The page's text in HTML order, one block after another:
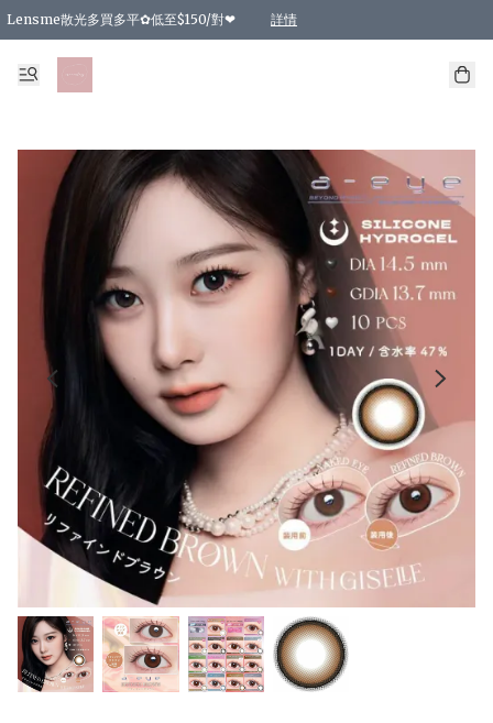
Lensme散光多買多平✿低至$150/對❤ 詳情
台灣Karacon⁩✧日拋 特價清貨❁⃘
日本韓國多款日/月拋現貨☼ 特價❤︎數量有限 售完即止
🇰🇷韓國多款月拋現貨 特價兩對$99✿數量有限 售完即止♫
精選商品，任選買2件或以上9 折；買4件或以上85 折；買6件或以上8 折
精選商品，任選買2件HKD 140.00；買4件HKD 260.00
精選商品，任選買2件HKD 190.00；買4件HKD 360.00
精選商品，任選買2件HKD 110.00；買4件HKD 180.00
精選商品，任選買2件HKD 170.00；買4件HKD 320.00
精選商品，任選買2件或以上減HKD 148.00
精選商品，任選買2件或以上減HKD 148.00
精選商品，任選買2件或以上95 折；買4件或以上9 折；買6件或以上85 折；買8件
精選商品，任選買12件或以上87 折
精選商品，任選買2件或以上減HKD 16.00；買4件或以上減HKD 32.00；買6
精選商品，任選買2件或以上95 折；買4件或以上9 折；買8件或以上85 折；買12
購物滿 HKD 800.00即享免運費優惠！（適用於 特定的送貨方式 )